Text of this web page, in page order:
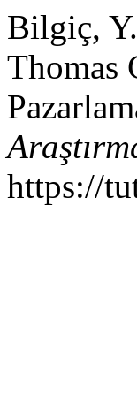
Bilgiç,
Thomas
https://